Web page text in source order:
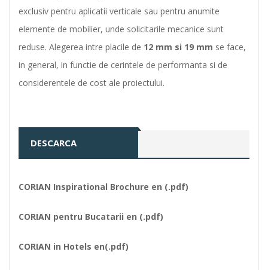
exclusiv pentru aplicatii verticale sau pentru anumite
elemente de mobilier, unde solicitarile mecanice sunt
reduse. Alegerea intre placile de 12 mm si 19 mm se face,
in general, in functie de cerintele de performanta si de
considerentele de cost ale proiectului.
DESCARCA
CORIAN Inspirational Brochure en (.pdf)
CORIAN pentru Bucatarii en (.pdf)
CORIAN in Hotels en(.pdf)